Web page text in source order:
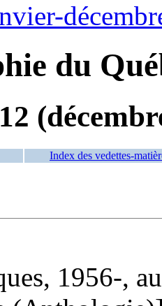
du
Index des vedettes-
1956-,